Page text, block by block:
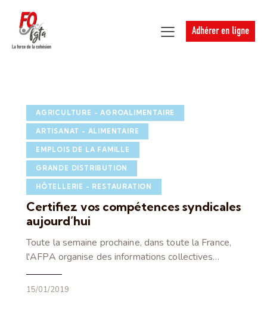
Adhérer en ligne
AGRICULTURE - AGROALIMENTAIRE
ARTISANAT - ALIMENTAIRE
EMPLOIS DE LA FAMILLE
GRANDE DISTRIBUTION
HÔTELLERIE - RESTAURATION
Certifiez vos compétences syndicales
aujourd’hui
Toute la semaine prochaine, dans toute la France,
l'AFPA organise des informations collectives…
15/01/2019